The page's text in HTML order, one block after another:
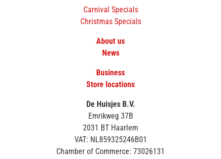
Carnival Specials
Christmas Specials
About us
News
Business
Store locations
De Huisjes B.V.
Emrikweg 37B
2031 BT Haarlem
VAT: NL859325246B01
Chamber of Commerce: 73026131